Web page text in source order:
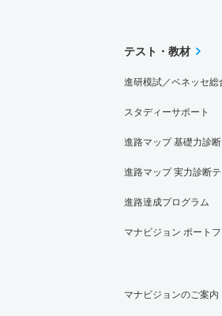
テスト・教材
進研模試／ベネッセ総
スタディーサポート
進路マップ 基礎力診断
進路マップ 実力診断テ
進路達成プログラム
マナビジョン ポート
マナビジョンのご案内